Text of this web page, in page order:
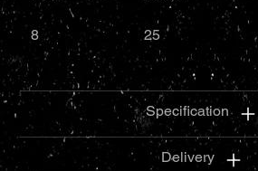
8 25
Specification
Delivery